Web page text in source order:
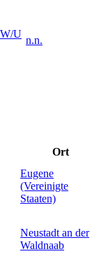
U
n.n.
Ort
Eugene
(Vereinigte
Staaten)
Neustadt an der
Waldnaab